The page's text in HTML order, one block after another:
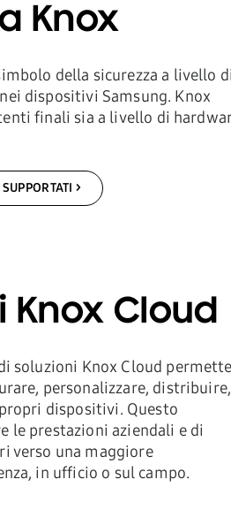
Knox
della sicurezza a livello di
dispositivi Samsung. Knox
finali sia a livello di
Knox Cloud
soluzioni Knox Cloud permette
personalizzare, distribuire,
dispositivi. Questo
le prestazioni aziendali e di
verso una maggiore
in ufficio o sul campo.